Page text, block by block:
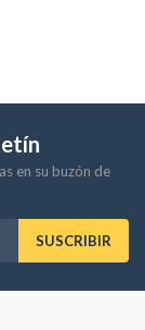
en su buzón de
SUSCRIBIR